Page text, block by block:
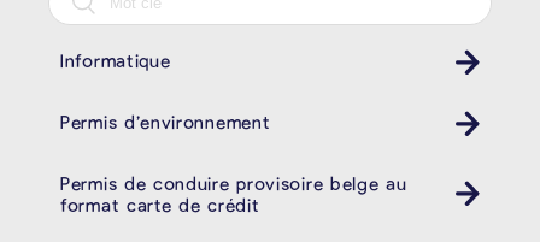
Informatique
Permis d’environnement
Permis de conduire provisoire belge au
format carte de crédit